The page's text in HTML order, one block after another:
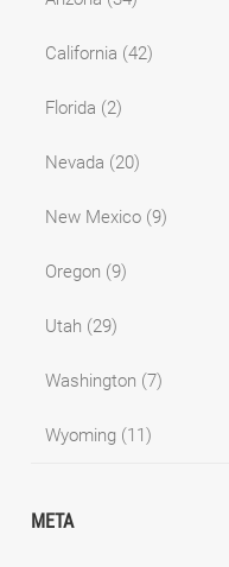
California (42)
Florida (2)
Nevada (20)
New Mexico (9)
Oregon (9)
Utah (29)
Washington (7)
Wyoming (11)
META